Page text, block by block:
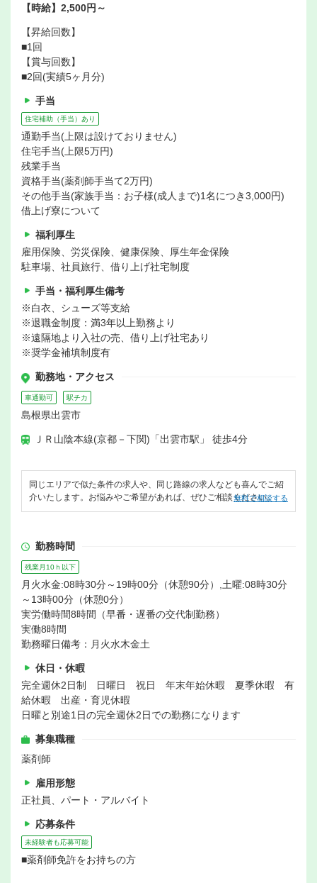
【時給】2,500円～
【昇給回数】
■1回
【賞与回数】
■2回(実績5ヶ月分)
手当
住宅補助（手当）あり
通勤手当(上限は設けておりません)
住宅手当(上限5万円)
残業手当
資格手当(薬剤師手当て2万円)
その他手当(家族手当：お子様(成人まで)1名につき3,000円)
借上げ寮について
福利厚生
雇用保険、労災保険、健康保険、厚生年金保険
駐車場、社員旅行、借り上げ社宅制度
手当・福利厚生備考
※白衣、シューズ等支給
※退職金制度：満3年以上勤務より
※遠隔地より入社の売、借り上げ社宅あり
※奨学金補填制度有
勤務地・アクセス
車通勤可 駅チカ
島根県出雲市
ＪＲ山陰本線(京都－下関)「出雲市駅」 徒歩4分
同じエリアで似た条件の求人や、同じ路線の求人なども喜んでご紹
介いたします。お悩みやご希望があれば、ぜひご相談ください。
無料で相談する
勤務時間
残業月10ｈ以下
月火水金:08時30分～19時00分（休憩90分）,土曜:08時30分
～13時00分（休憩0分）
実労働時間8時間（早番・遅番の交代制勤務）
実働8時間
勤務曜日備考：月火水木金土
休日・休暇
完全週休2日制 日曜日 祝日 年末年始休暇 夏季休暇 有
給休暇 出産・育児休暇
日曜と別途1日の完全週休2日での勤務になります
募集職種
薬剤師
雇用形態
正社員、パート・アルバイト
応募条件
未経験者も応募可能
■薬剤師免許をお持ちの方